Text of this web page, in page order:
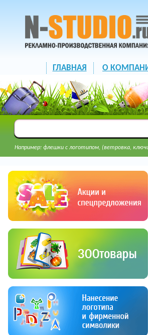
ГЛАВНАЯ О
Например: флешки с логотипом, (ветровка,